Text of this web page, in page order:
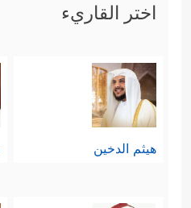
اختر القاريء
هيثم الدخين